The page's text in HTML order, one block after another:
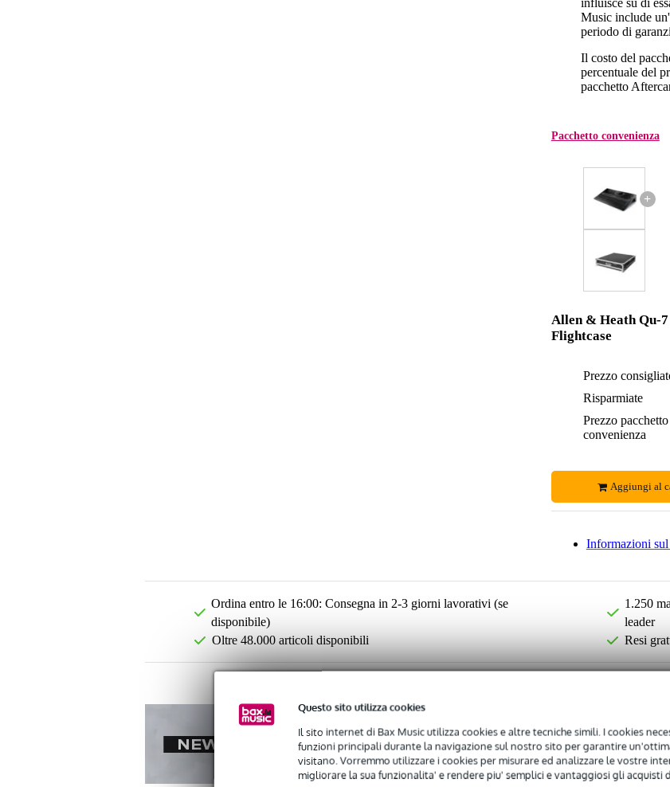
Questo sito utilizza cookies
Il sito internet di Bax Music utilizza cookies e altre tecniche simili. I cookies
funzioni principali durante la navigazione sul nostro sito per garantire
visitano. Vorremmo utilizzare i cookies per misurare ed analizzare le vostre
migliorare la sua funzionalita' e rendere piu' semplici e vantaggiosi gli acquisti
influisce su di
Music include
periodo di
Il costo del
percentuale del
pacchetto
Pacchetto convenienza
+
Allen & Heath Qu-7
Flightcase
Prezzo
Risparmiate
Prezzo pacchetto
convenienza
Aggiungi al
Informazioni
Ordina entro le 16:00: Consegna in 2-3 giorni lavorativi (se
disponibile)
Oltre 48.000 articoli disponibili
1.250
leader
Resi